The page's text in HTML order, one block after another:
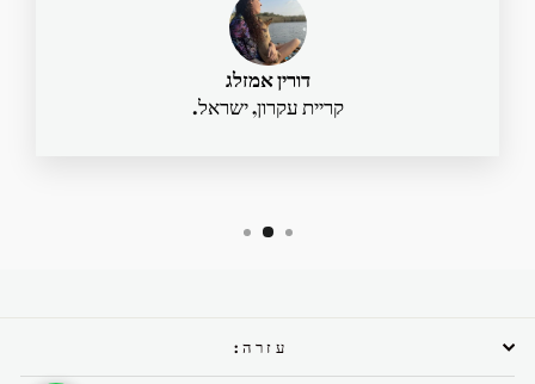
דורין אמזלג
קריית עקרון, ישראל.
עזרה: